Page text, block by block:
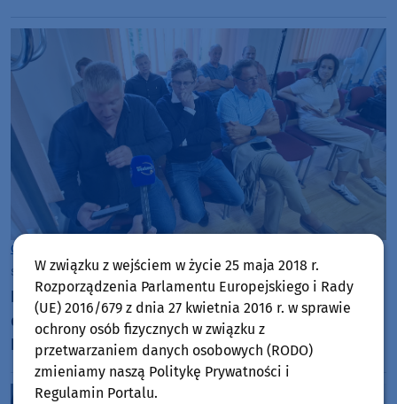
Gmina Przechlewo
środa, 29 lipca 2026, 10:43
Blokada dla chlewni w Pawłówku, zielone światło
dla kurników w Pakotulsku. Rada Gminy
Przechlewo uchwaliła Plan ogólny
W związku z wejściem w życie 25 maja 2018 r.
Rozporządzenia Parlamentu Europejskiego i Rady
(UE) 2016/679 z dnia 27 kwietnia 2016 r. w sprawie
ochrony osób fizycznych w związku z
przetwarzaniem danych osobowych (RODO)
zmieniamy naszą Politykę Prywatności i
Regulamin Portalu.